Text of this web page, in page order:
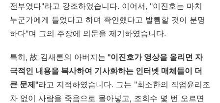
전부였다"라고 강조하였습니다. 이어서, "이진호는 마치
누군가에게 들었다고 하며 확인했다고 발뺌할 것이 분명
하다"며 그의 주장에 의문을 제기하였습니다.
특히, 故 김새론의 아버지는 "이진호가 영상을 올리면 자
극적인 내용을 복사하여 기사화하는 인터넷 매체들이 더
큰 문제"라고 지적하였습니다. 그는 "최소한의 직업윤리조
차 없이 사람을 죽음으로 몰아넣고, 조회수 몇 번 오르면